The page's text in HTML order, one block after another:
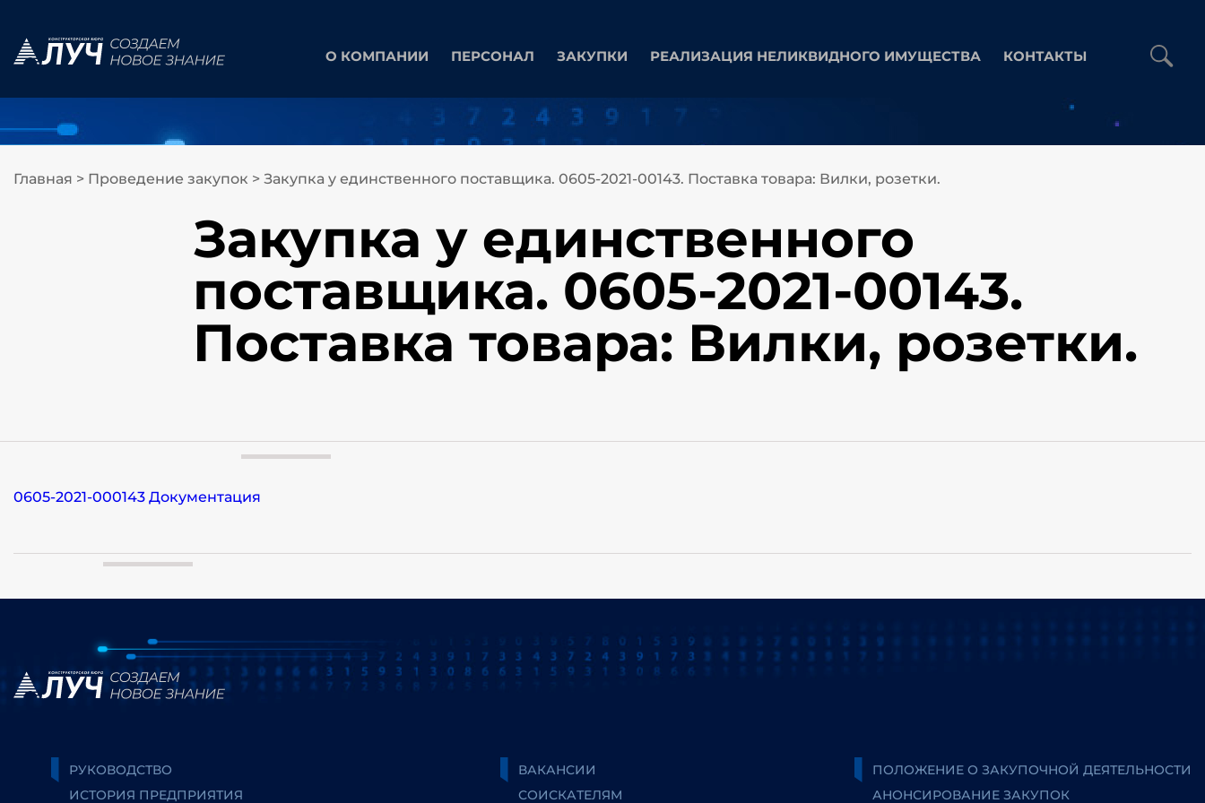
О КОМПАНИИ ПЕРСОНАЛ ЗАКУПКИ РЕАЛИЗАЦИЯ НЕЛИКВИДНОГО ИМУЩЕСТВА КОНТАКТЫ
Главная > Проведение закупок > Закупка у единственного поставщика. 0605-2021-00143. Поставка товара: Вилки, розетки.
Закупка у единственного
поставщика. 0605-2021-00143.
Поставка товара: Вилки, розетки.
0605-2021-000143 Документация
РУКОВОДСТВО
ИСТОРИЯ ПРЕДПРИЯТИЯ
ВАКАНСИИ
СОИСКАТЕЛЯМ
ПОЛОЖЕНИЕ О ЗАКУПОЧНОЙ ДЕЯТЕЛЬНОСТИ
АНОНСИРОВАНИЕ ЗАКУПОК